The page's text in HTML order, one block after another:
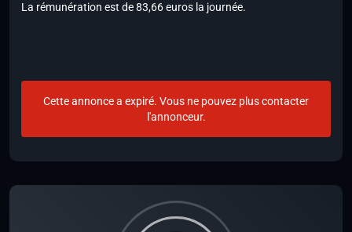
La rémunération est de 83,66 euros la journée.
Cette annonce a expiré. Vous ne pouvez plus contacter
l'annonceur.